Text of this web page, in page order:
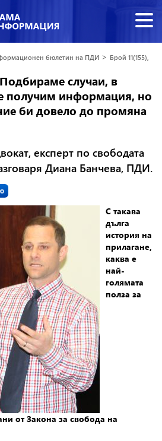
бюлетин на ПДИ > Брой 11(155),
случаи, в
получим информация, но
би довело до промяна
експерт по свободата
Диана Банчева, ПДИ.
С такава
дълга
история на
прилагане,
каква е
най-
голямата
полза за
от Закона за свобода на